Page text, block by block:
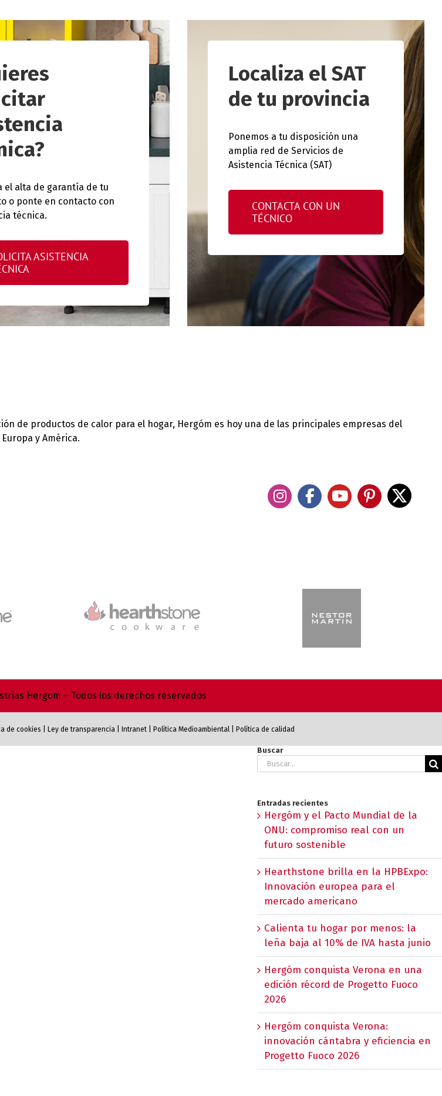
el alta de garantía de tu
o ponte en contacto con
técnica.
ASISTENCIA
Localiza el SAT
de tu provincia
Ponemos a tu disposición una
amplia red de Servicios de
Asistencia Técnica (SAT)
CONTACTA CON UN
TÉCNICO
de productos de calor para el hogar, Hergóm es hoy una de las principales empresas del
y América.
Hergom – Todos los derechos reservados
de cookies Ley de transparencia Intranet Política Medioambiental Política de calidad
Buscar
Buscar:
Entradas recientes
Hergóm y el Pacto Mundial de la
ONU: compromiso real con un
futuro sostenible
Hearthstone brilla en la HPBExpo:
Innovación europea para el
mercado americano
Calienta tu hogar por menos: la
leña baja al 10% de IVA hasta junio
Hergóm conquista Verona en una
edición récord de Progetto Fuoco
2026
Hergóm conquista Verona:
innovación cántabra y eficiencia en
Progetto Fuoco 2026